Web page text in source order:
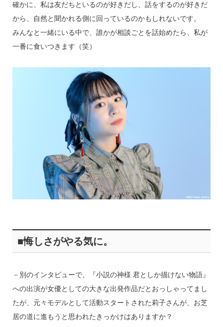
確かに、私は友だちといるのが好きだし、話をするのが好きだ
から、自然と聞かれる側に回っているのかもしれないです。
みんなと一緒にいる中で、誰かが相談ごとを話始めたら、私が
一番に食いつきます（笑）
■悔しさがやる気に。
－別のインタビューで、『小説の神様 君としか描けない物語』
への出演が女優としての大きな出発作品だとおっしゃってまし
たが、元々モデルとして活動スタートされた莉子さんが、お芝
居の道に進もうと思われたきっかけはありますか？